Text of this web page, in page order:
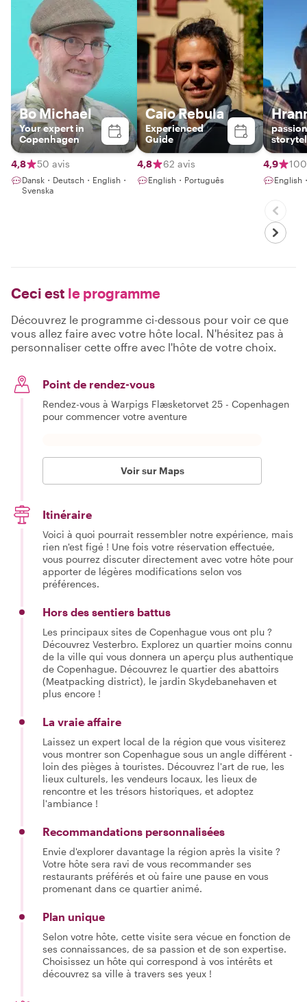
Bo Michael
Your expert in
Copenhagen
4,8 50 avis
Dansk・Deutsch・English・
Svenska
Caio Rebula
Experienced
Guide
4,8 62 avis
English・Português
4,9
English
Ceci est le programme
Découvrez le programme ci-dessous pour voir ce que
vous allez faire avec votre hôte local. N'hésitez pas à
personnaliser cette offre avec l'hôte de votre choix.
Point de rendez-vous
Rendez-vous à Warpigs Flæsketorvet 25 - Copenhagen
pour commencer votre aventure
Voir sur Maps
Itinéraire
Voici à quoi pourrait ressembler notre expérience, mais
rien n'est figé ! Une fois votre réservation effectuée,
vous pourrez discuter directement avec votre hôte pour
apporter de légères modifications selon vos
préférences.
Hors des sentiers battus
Les principaux sites de Copenhague vous ont plu ?
Découvrez Vesterbro. Explorez un quartier moins connu
de la ville qui vous donnera un aperçu plus authentique
de Copenhague. Découvrez le quartier des abattoirs
(Meatpacking district), le jardin Skydebanehaven et
plus encore !
La vraie affaire
Laissez un expert local de la région que vous visiterez
vous montrer son Copenhague sous un angle différent -
loin des pièges à touristes. Découvrez l'art de rue, les
lieux culturels, les vendeurs locaux, les lieux de
rencontre et les trésors historiques, et adoptez
l'ambiance !
Recommandations personnalisées
Envie d'explorer davantage la région après la visite ?
Votre hôte sera ravi de vous recommander ses
restaurants préférés et où faire une pause en vous
promenant dans ce quartier animé.
Plan unique
Selon votre hôte, cette visite sera vécue en fonction de
ses connaissances, de sa passion et de son expertise.
Choisissez un hôte qui correspond à vos intérêts et
découvrez sa ville à travers ses yeux !